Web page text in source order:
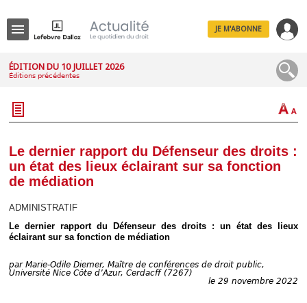
JE M'ABONNE
ÉDITION DU 10 JUILLET 2026
Éditions précédentes
Le dernier rapport du Défenseur des droits :
un état des lieux éclairant sur sa fonction
de médiation
ADMINISTRATIF
Le dernier rapport du Défenseur des droits : un état des lieux
éclairant sur sa fonction de médiation
par Marie-Odile Diemer, Maître de conférences de droit public,
Université Nice Côte d’Azur, Cerdacff (7267)
le 29 novembre 2022